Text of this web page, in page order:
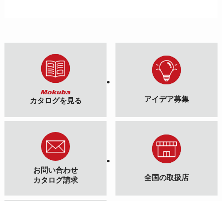
カタログを見る アイデア募集
お問い合わせ
カタログ請求
全国の取扱店